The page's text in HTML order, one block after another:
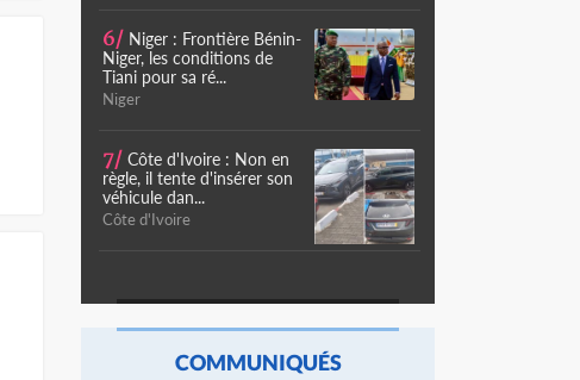
6/ Niger : Frontière Bénin-
Niger, les conditions de
Tiani pour sa ré...
Niger
7/ Côte d'Ivoire : Non en
règle, il tente d'insérer son
véhicule dan...
Côte d'Ivoire
COMMUNIQUÉS